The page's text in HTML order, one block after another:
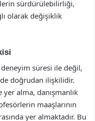
sürdürülebilirliği,
olarak değişiklik
süresi ile değil,
doğrudan ilişkilidir.
yer alma, danışmanlık
maaşlarının
yer almaktadır. Bu